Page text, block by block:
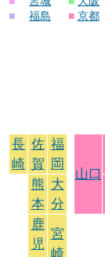
■
福島
■ 京都
長
崎
佐
賀
福
岡
山口
熊
本
大
分
鹿
児
宮
崎